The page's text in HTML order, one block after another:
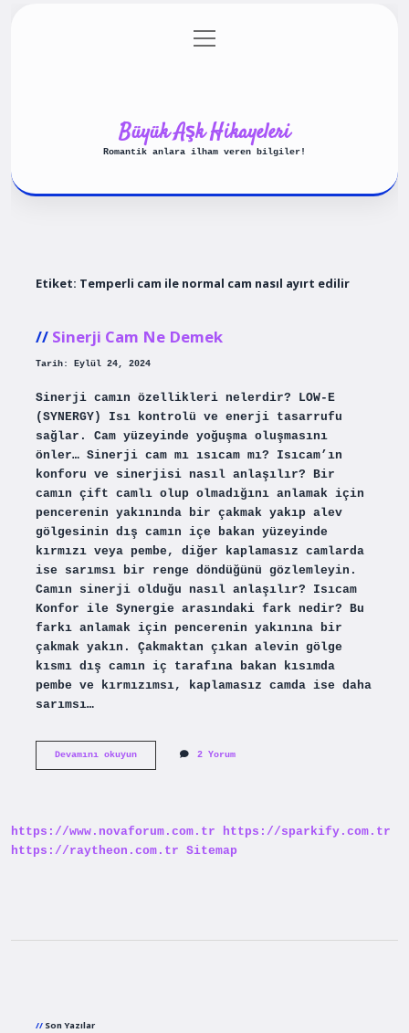
Gizlilik Politikası
menüyü
aç
Büyük Aşk Hikayeleri
Romantik anlara ilham veren bilgiler!
Etiket: Temperli cam ile normal cam nasıl ayırt edilir
Sinerji Cam Ne Demek
Tarih: Eylül 24, 2024
Sinerji camın özellikleri nelerdir? LOW-E
(SYNERGY) Isı kontrolü ve enerji tasarrufu
sağlar. Cam yüzeyinde yoğuşma oluşmasını
önler… Sinerji cam mı ısıcam mı? Isıcam’ın
konforu ve sinerjisi nasıl anlaşılır? Bir
camın çift camlı olup olmadığını anlamak için
pencerenin yakınında bir çakmak yakıp alev
gölgesinin dış camın içe bakan yüzeyinde
kırmızı veya pembe, diğer kaplamasız camlarda
ise sarımsı bir renge döndüğünü gözlemleyin.
Camın sinerji olduğu nasıl anlaşılır? Isıcam
Konfor ile Synergie arasındaki fark nedir? Bu
farkı anlamak için pencerenin yakınına bir
çakmak yakın. Çakmaktan çıkan alevin gölge
kısmı dış camın iç tarafına bakan kısımda
pembe ve kırmızımsı, kaplamasız camda ise daha
sarımsı…
Devamını okuyunSinerji
2 Yorum
https://www.novaforum.com.tr
https://sparkify.com.tr
https://raytheon.com.tr Sitemap
Son Yazılar